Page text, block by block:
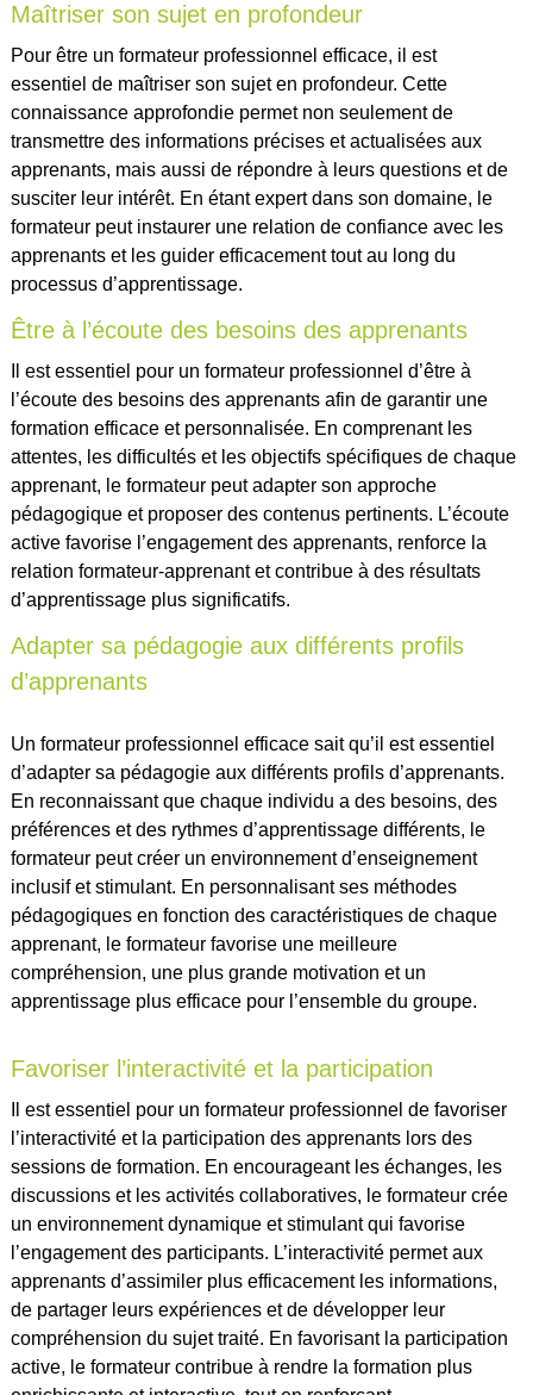
Maîtriser son sujet en profondeur
Pour être un formateur professionnel efficace, il est
essentiel de maîtriser son sujet en profondeur. Cette
connaissance approfondie permet non seulement de
transmettre des informations précises et actualisées aux
apprenants, mais aussi de répondre à leurs questions et de
susciter leur intérêt. En étant expert dans son domaine, le
formateur peut instaurer une relation de confiance avec les
apprenants et les guider efficacement tout au long du
processus d’apprentissage.
Être à l’écoute des besoins des apprenants
Il est essentiel pour un formateur professionnel d’être à
l’écoute des besoins des apprenants afin de garantir une
formation efficace et personnalisée. En comprenant les
attentes, les difficultés et les objectifs spécifiques de chaque
apprenant, le formateur peut adapter son approche
pédagogique et proposer des contenus pertinents. L’écoute
active favorise l’engagement des apprenants, renforce la
relation formateur-apprenant et contribue à des résultats
d’apprentissage plus significatifs.
Adapter sa pédagogie aux différents profils
d’apprenants
Un formateur professionnel efficace sait qu’il est essentiel
d’adapter sa pédagogie aux différents profils d’apprenants.
En reconnaissant que chaque individu a des besoins, des
préférences et des rythmes d’apprentissage différents, le
formateur peut créer un environnement d’enseignement
inclusif et stimulant. En personnalisant ses méthodes
pédagogiques en fonction des caractéristiques de chaque
apprenant, le formateur favorise une meilleure
compréhension, une plus grande motivation et un
apprentissage plus efficace pour l’ensemble du groupe.
Favoriser l’interactivité et la participation
Il est essentiel pour un formateur professionnel de favoriser
l’interactivité et la participation des apprenants lors des
sessions de formation. En encourageant les échanges, les
discussions et les activités collaboratives, le formateur crée
un environnement dynamique et stimulant qui favorise
l’engagement des participants. L’interactivité permet aux
apprenants d’assimiler plus efficacement les informations,
de partager leurs expériences et de développer leur
compréhension du sujet traité. En favorisant la participation
active, le formateur contribue à rendre la formation plus